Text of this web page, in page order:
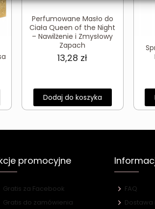
Perfumowane Masło do
Ciała Queen of the Night
– Nawilżenie i Zmysłowy
Zapach
13,28 zł
Dodaj do koszyka
promocyjne
Gratis za Facebook
Gratis do zamówienia
FAQ
Dostawa